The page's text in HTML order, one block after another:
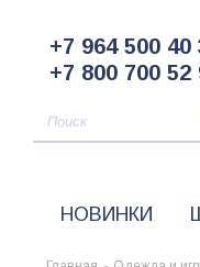
+7 964 500 40
+7 800 700 52
НОВИНКИ